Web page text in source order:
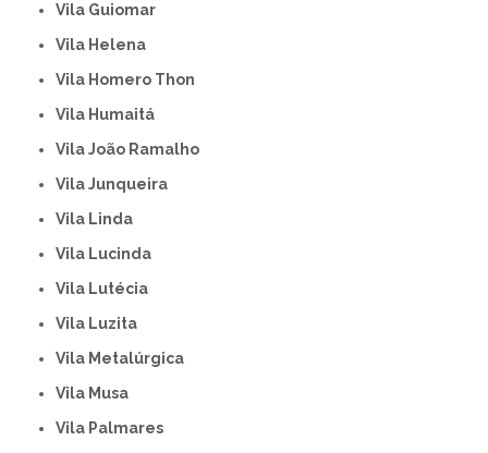
Vila Guiomar
Vila Helena
Vila Homero Thon
Vila Humaitá
Vila João Ramalho
Vila Junqueira
Vila Linda
Vila Lucinda
Vila Lutécia
Vila Luzita
Vila Metalúrgica
Vila Musa
Vila Palmares